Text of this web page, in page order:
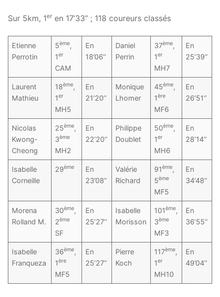
Sur 5km, 1er en 17’33’’ ; 118 coureurs classés
Etienne
Perrotin
5ème,
1er
CAM
En
18’06’’
Daniel
Perrin
37ème,
1er
MH7
En
25’39’’
Laurent
Mathieu
18ème,
1er
MH5
En
21’20’’
Monique
Lhomer
45ème,
1ère
MF6
En
26’51’’
Nicolas
Kwong-
Cheong
25ème,
3ème
MH2
En
22’20’’
Philippe
Doublet
50ème,
1er
MH6
En
28’14’’
Isabelle
Corneille
29ème
En
23’08’’
Valérie
Richard
91ème,
5ème
MF5
En
34’48’’
Morena
Rolland M.
30ème,
2ème
SF
En
25’27’’
Isabelle
Morisson
101ème,
3ème
MF3
En
36’55’’
Isabelle
Franqueza
36ème,
1ère
MF5
En
25’27’’
Pierre
Koch
117ème,
1er
MH10
En
49’04’’